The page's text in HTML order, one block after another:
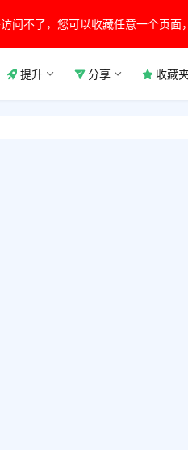
不了，您可以收藏任意一个页面
提升 分享 收藏